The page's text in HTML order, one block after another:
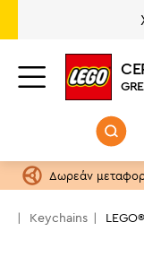
Δωρεάν
Keychains